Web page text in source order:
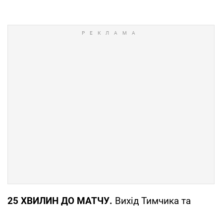
25 ХВИЛИН ДО МАТЧУ. Вихід Тимчика та